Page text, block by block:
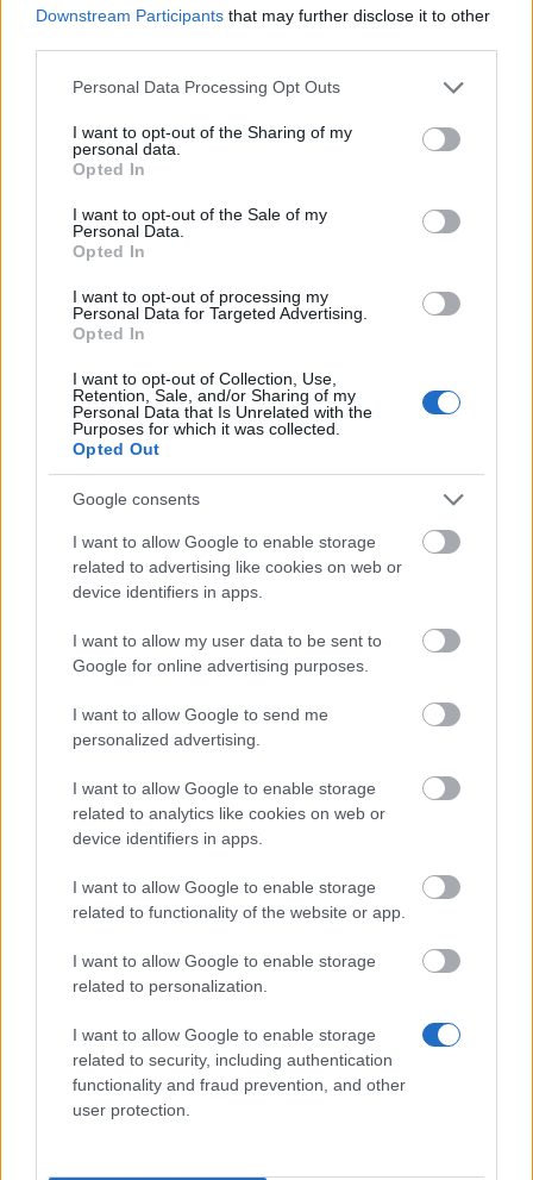
Downstream Participants that may further disclose it to other
Please note that this website/app uses one or more Google
not limited to your visit or usage behaviour. You may click to
grant or deny consent to Google and its third-party tags to
use your data for below specified purposes in below Google
consent section.
Personal Data Processing Opt Outs
I want to opt-out of the Sharing of my
personal data.
Opted In
I want to opt-out of the Sale of my
Personal Data.
Opted In
I want to opt-out of processing my
Personal Data for Targeted Advertising.
Opted In
I want to opt-out of Collection, Use,
Retention, Sale, and/or Sharing of my
Personal Data that Is Unrelated with the
Purposes for which it was collected.
Opted Out
Google consents
I want to allow Google to enable storage
related to advertising like cookies on web or
device identifiers in apps.
I want to allow my user data to be sent to
Google for online advertising purposes.
I want to allow Google to send me
personalized advertising.
I want to allow Google to enable storage
related to analytics like cookies on web or
device identifiers in apps.
I want to allow Google to enable storage
related to functionality of the website or app.
I want to allow Google to enable storage
related to personalization.
I want to allow Google to enable storage
related to security, including authentication
functionality and fraud prevention, and other
user protection.
šípy, aby je poté dorazili v souboji nablízko svými
čepelovými luky.
Dobře odvedená práce je polovina úspěchu.
Paromechanikus
Paromechanikové jsou vyhlášení pro svůj kutilský um.
Jejich vynálezy, jako například palebné zbraně a
raketové ruksaky, z nich dělají obávané a
nevyzpytatelné protivníky.